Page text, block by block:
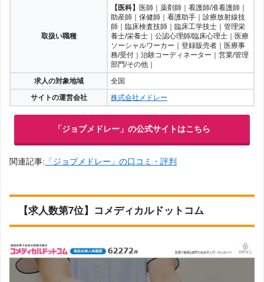
取扱い職種
【医科】
医師｜薬剤師｜看護師/准看護師｜
助産師｜保健師｜看護助手｜診療放射線技
師｜臨床検査技師｜臨床工学技士｜管理栄
養士/栄養士｜公認心理師/臨床心理士｜医療
ソーシャルワーカー｜登録販売者｜医療事
務/受付｜治験コーディネーター｜営業/管理
部門/その他｜
求人の対象地域
全国
サイトの運営会社
株式会社メドレー
「ジョブメドレー」の公式サイトはこちら
関連記事: 「ジョブメドレー」の口コミ・評判
【求人数第7位】コメディカルドットコム